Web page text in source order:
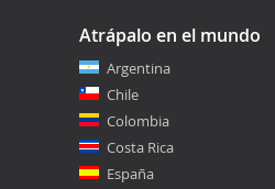
Atrápalo en el mundo
Argentina
Chile
Colombia
Costa Rica
España